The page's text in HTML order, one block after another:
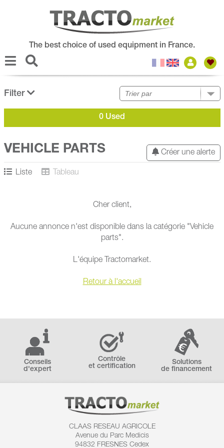
The best choice of used equipment in France.
Filter
0 Used
Créer une alerte
VEHICLE PARTS
Liste Tableau
Cher client,
Aucune annonce n'est disponible dans la catégorie "Vehicle
parts".
L'équipe Tractomarket.
Retour à l'accueil
Conseils
d'expert
Contrôle
et certification
Solutions
de financement
CLAAS RESEAU AGRICOLE
Avenue du Parc Medicis
94832 FRESNES Cedex